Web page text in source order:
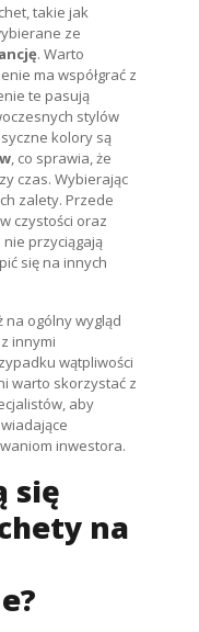
takie jak
ze
. Warto
ma współgrać z
te pasują
stylów
kolory są
, co sprawia, że
czas. Wybierając
zalety. Przede
czystości oraz
przyciągają
się na innych
na ogólny wygląd
innymi
wątpliwości
warto skorzystać z
aby
inwestora.
się
na